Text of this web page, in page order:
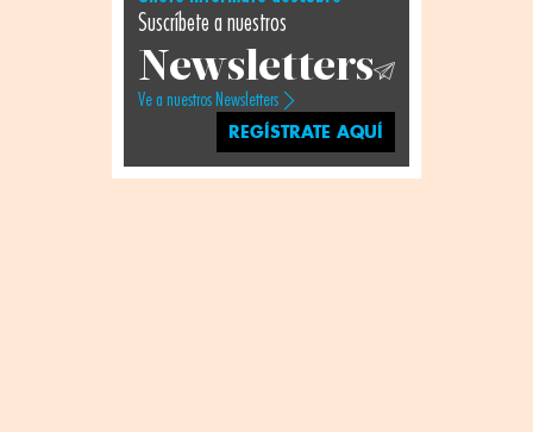
Suscríbete a nuestros
Newsletters
Ve a nuestros Newsletters
REGÍSTRATE AQUÍ